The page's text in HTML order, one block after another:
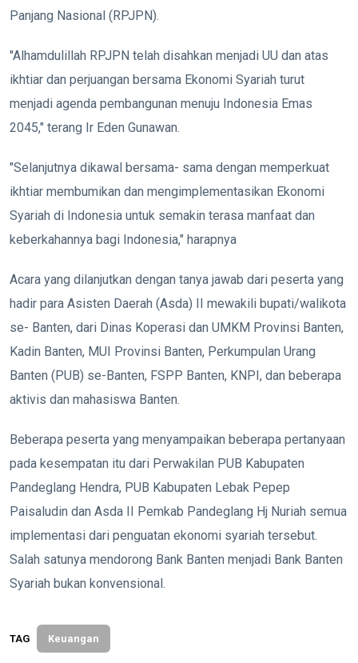
Panjang Nasional (RPJPN).
"Alhamdulillah RPJPN telah disahkan menjadi UU dan atas
ikhtiar dan perjuangan bersama Ekonomi Syariah turut
menjadi agenda pembangunan menuju Indonesia Emas
2045," terang Ir Eden Gunawan.
"Selanjutnya dikawal bersama- sama dengan memperkuat
ikhtiar membumikan dan mengimplementasikan Ekonomi
Syariah di Indonesia untuk semakin terasa manfaat dan
keberkahannya bagi Indonesia," harapnya
Acara yang dilanjutkan dengan tanya jawab dari peserta yang
hadir para Asisten Daerah (Asda) II mewakili bupati/walikota
se- Banten, dari Dinas Koperasi dan UMKM Provinsi Banten,
Kadin Banten, MUI Provinsi Banten, Perkumpulan Urang
Banten (PUB) se-Banten, FSPP Banten, KNPI, dan beberapa
aktivis dan mahasiswa Banten.
Beberapa peserta yang menyampaikan beberapa pertanyaan
pada kesempatan itu dari Perwakilan PUB Kabupaten
Pandeglang Hendra, PUB Kabupaten Lebak Pepep
Paisaludin dan Asda II Pemkab Pandeglang Hj Nuriah semua
implementasi dari penguatan ekonomi syariah tersebut.
Salah satunya mendorong Bank Banten menjadi Bank Banten
Syariah bukan konvensional.
TAG Keuangan